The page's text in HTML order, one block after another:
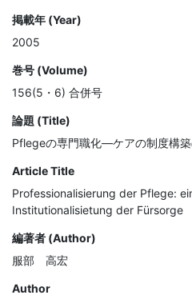
掲載年 (Year)
2005
巻号 (Volume)
156(5・6) 合併号
論題 (Title)
Pflegeの専門職化―ケアの制度構
Article Title
Professionalisierung der Pflege:
Institutionalisietung der Fürsorge
編著者 (Author)
服部 高宏
Author